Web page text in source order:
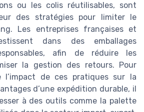
ou les colis réutilisables, sont
des stratégies pour limiter le
Les entreprises françaises et
dans des emballages
afin de réduire les
la gestion des retours. Pour
l’impact de ces pratiques sur la
d’une expédition durable, il
à des outils comme la palette